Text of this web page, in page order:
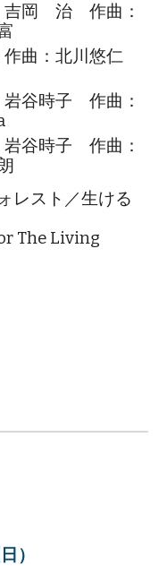
吉岡 治 作曲：
作曲：北川悠仁
岩谷時子 作曲：
岩谷時子 作曲：
レスト／生ける
The Living
）